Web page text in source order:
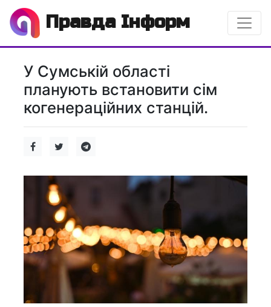
Правда Інформ
У Сумській області
планують встановити сім
когенераційних станцій.